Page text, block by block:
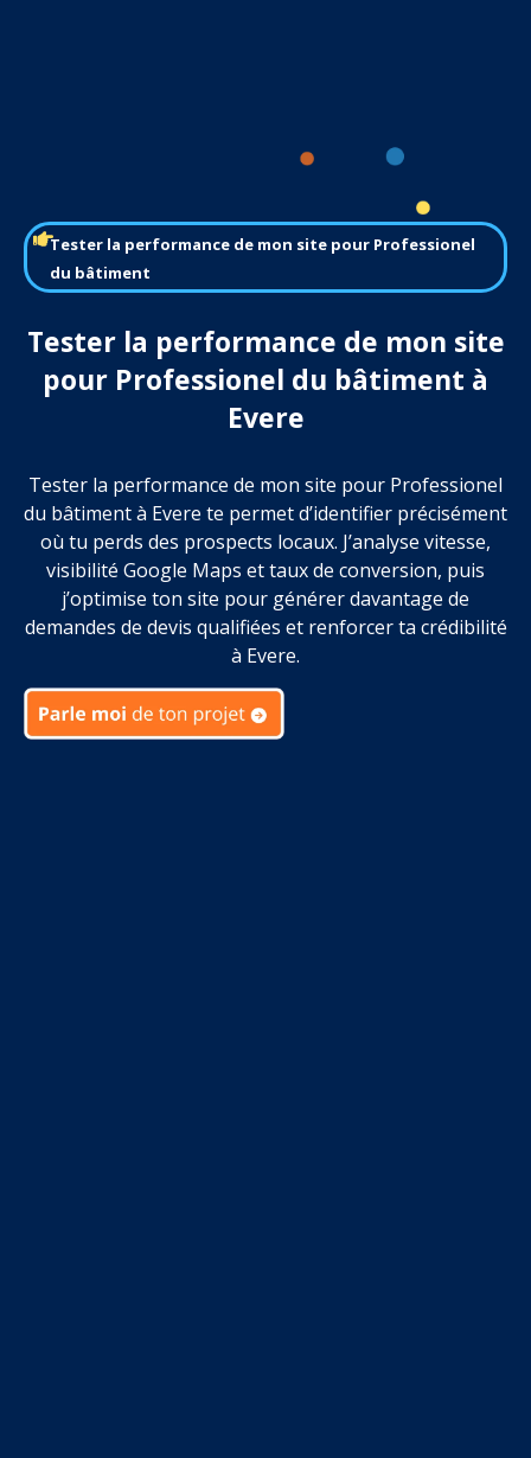
Tester la performance de mon site pour Professionel
du bâtiment
Tester la performance de mon site
pour Professionel du bâtiment à
Evere
Tester la performance de mon site pour Professionel
du bâtiment à Evere te permet d’identifier précisément
où tu perds des prospects locaux. J’analyse vitesse,
visibilité Google Maps et taux de conversion, puis
j’optimise ton site pour générer davantage de
demandes de devis qualifiées et renforcer ta crédibilité
à Evere.